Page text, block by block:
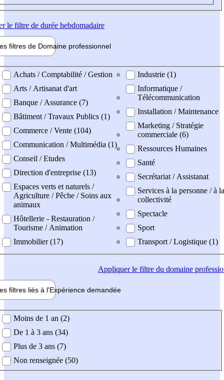
le filtre de durée hebdomadaire
filtres de Domaine professionnel
professionel
Achats / Comptabilité / Gestion
Arts / Artisanat d'art
Banque / Assurance (7)
Bâtiment / Travaux Publics (1)
Commerce / Vente (104)
Communication / Multimédia (1)
Conseil / Etudes
Direction d'entreprise (13)
Espaces verts et naturels /
Agriculture / Pêche / Soins aux
animaux
Hôtellerie - Restauration /
Tourisme / Animation
Immobilier (17)
Industrie (1)
Informatique /
Télécommunication
Installation / Maintenance
Marketing / Stratégie
commerciale (6)
Ressources Humaines
Santé
Secrétariat / Assistanat
Services à la personne / à la
collectivité
Spectacle
Sport
Transport / Logistique (1)
Appliquerle filtre du domaine
filtres liés à l'Expérience demandée
demandée
Moins de 1 an (2)
De 1 à 3 ans (34)
Plus de 3 ans (7)
Non renseignée (50)